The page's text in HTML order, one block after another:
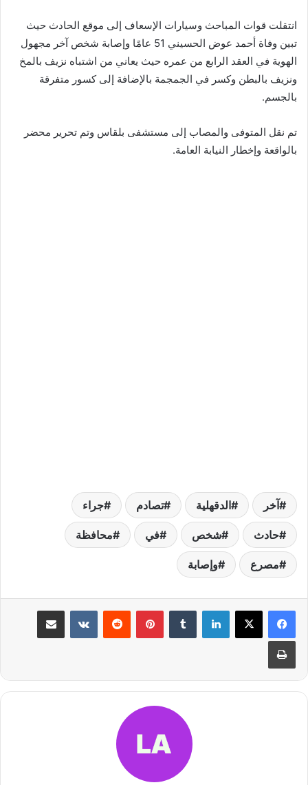
انتقلت قوات المباحث وسيارات الإسعاف إلى موقع الحادث حيث
تبين وفاة أحمد عوض الحسيني 51 عامًا وإصابة شخص آخر مجهول
الهوية في العقد الرابع من عمره حيث يعاني من اشتباه نزيف بالمخ
ونزيف بالبطن وكسر في الجمجمة بالإضافة إلى كسور متفرقة
بالجسم.
تم نقل المتوفى والمصاب إلى مستشفى بلقاس وتم تحرير محضر
بالواقعة وإخطار النيابة العامة.
آخر الدقهلية تصادم جراء
حادث شخص في محافظة
مصرع وإصابة
لينكدإن بينتيريست مشاركة عبر البريد
طباعة